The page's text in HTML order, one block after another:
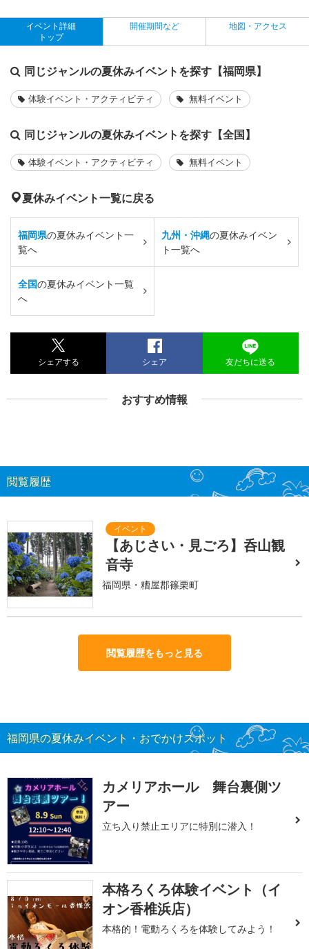
イベント詳細
トップ
開催期間など 地図・アクセス
同じジャンルの夏休みイベントを探す【福岡県】
体験イベント・アクティビティ 無料イベント
同じジャンルの夏休みイベントを探す【全国】
体験イベント・アクティビティ 無料イベント
夏休みイベント一覧に戻る
福岡県の夏休みイベント一
覧へ
九州・沖縄の夏休みイベン
ト一覧へ
全国の夏休みイベント一覧
へ
シェアする シェア 友だちに送る
おすすめ情報
閲覧履歴
【あじさい・見ごろ】呑山観
音寺
福岡県・糟屋郡篠栗町
閲覧履歴をもっと見る
福岡県の夏休みイベント・おでかけスポット
カメリアホール 舞台裏側ツ
アー
立ち入り禁止エリアに特別に潜入！
本格ろくろ体験イベント（イ
オン香椎浜店）
本格的！電動ろくろを体験してみよう！